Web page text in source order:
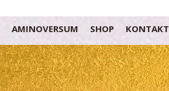
AMINOVERSUM SHOP KONTAKT